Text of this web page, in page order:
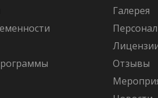
Галерея
Отзывы